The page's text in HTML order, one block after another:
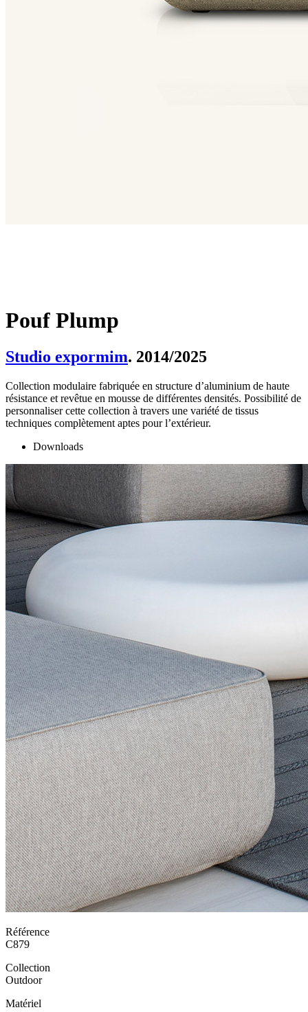
Pouf Plump
Studio expormim. 2014/2025
Collection modulaire fabriquée en structure d’aluminium de haute
résistance et revêtue en mousse de différentes densités. Possibilité de
personnaliser cette collection à travers une variété de tissus
techniques complètement aptes pour l’extérieur.
Downloads
Référence
C879
Collection
Outdoor
Matériel